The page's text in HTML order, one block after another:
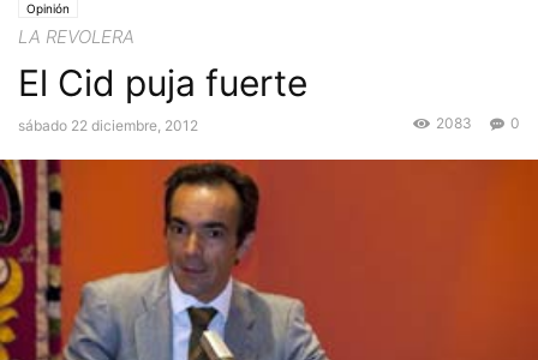
Opinión
LA REVOLERA
El Cid puja fuerte
sábado 22 diciembre, 2012 0
2083